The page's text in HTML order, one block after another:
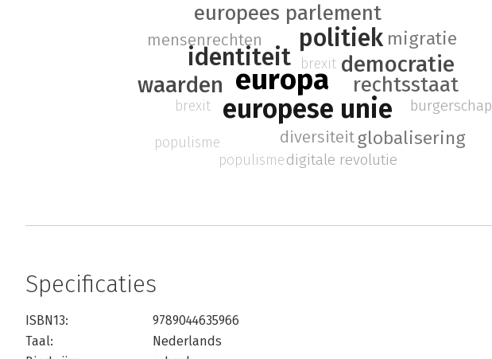
europa
europese unie
identiteit
politiek
democratie
waarden
europees parlement
rechtsstaat
migratie
globalisering
diversiteit
mensenrechten
burgerschap
digitale revolutie
populisme
brexit
populisme
brexit
Specificaties
ISBN13:
9789044635966
Taal:
Nederlands